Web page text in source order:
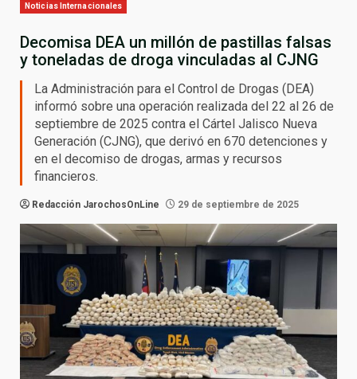
Noticias Internacionales
Decomisa DEA un millón de pastillas falsas
y toneladas de droga vinculadas al CJNG
La Administración para el Control de Drogas (DEA)
informó sobre una operación realizada del 22 al 26 de
septiembre de 2025 contra el Cártel Jalisco Nueva
Generación (CJNG), que derivó en 670 detenciones y
en el decomiso de drogas, armas y recursos
financieros.
Redacción JarochosOnLine 29 de septiembre de 2025